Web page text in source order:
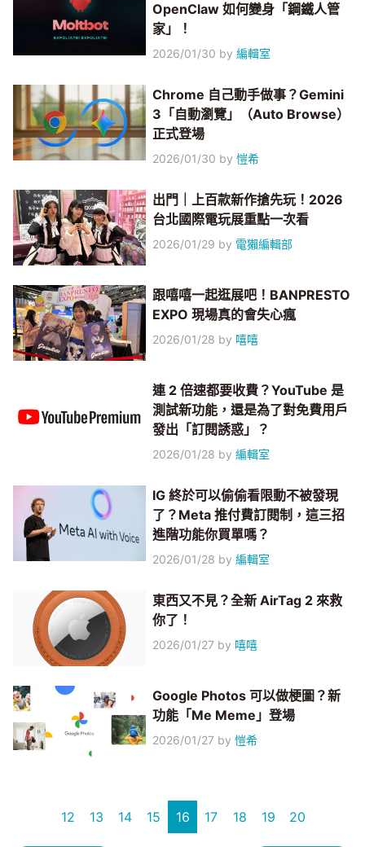
OpenClaw 如何變身「鋼鐵人管
家」！
2026/01/30 by編輯室
Chrome 自己動手做事？Gemini
3「自動瀏覽」（Auto Browse）
正式登場
2026/01/30 by愷希
出門｜上百款新作搶先玩！2026
台北國際電玩展重點一次看
2026/01/29 by 電獺編輯部
跟嘻嘻一起逛展吧！BANPRESTO
EXPO 現場真的會失心瘋
2026/01/28 by 嘻嘻
連 2 倍速都要收費？YouTube 是
測試新功能，還是為了對免費用戶
發出「訂閱誘惑」？
2026/01/28 by編輯室
IG 終於可以偷偷看限動不被發現
了？Meta 推付費訂閱制，這三招
進階功能你買單嗎？
2026/01/28 by編輯室
東西又不見？全新 AirTag 2 來救
你了！
2026/01/27 by 嘻嘻
Google Photos 可以做梗圖？新
功能「Me Meme」登場
2026/01/27 by愷希
12 13 14 15 16 17 18 19 20